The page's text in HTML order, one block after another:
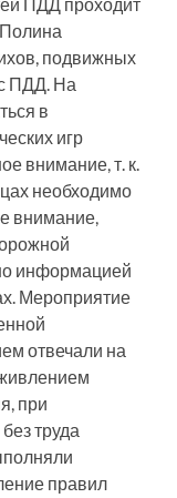
подвижных
ПДД. На
в
игр
внимание, т. к.
необходимо
внимание,
информацией
Мероприятие
отвечали на
при
труда
правил